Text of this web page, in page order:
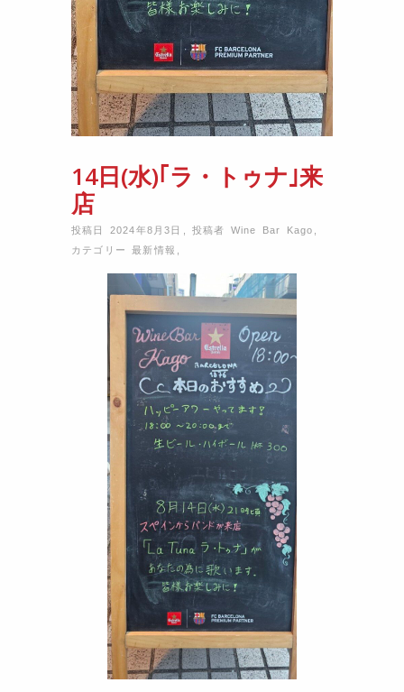
14日(水)｢ラ・トゥナ｣来
店
投稿日 2024年8月3日 ,投稿者 Wine Bar Kago ,
カテゴリー最新情報 ,